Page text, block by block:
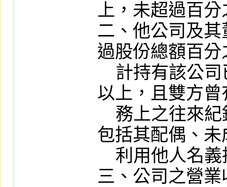
上，未超過百分
二、他公司及
過股份總額百
以上，且雙方
包括其配偶、
三、公司之營